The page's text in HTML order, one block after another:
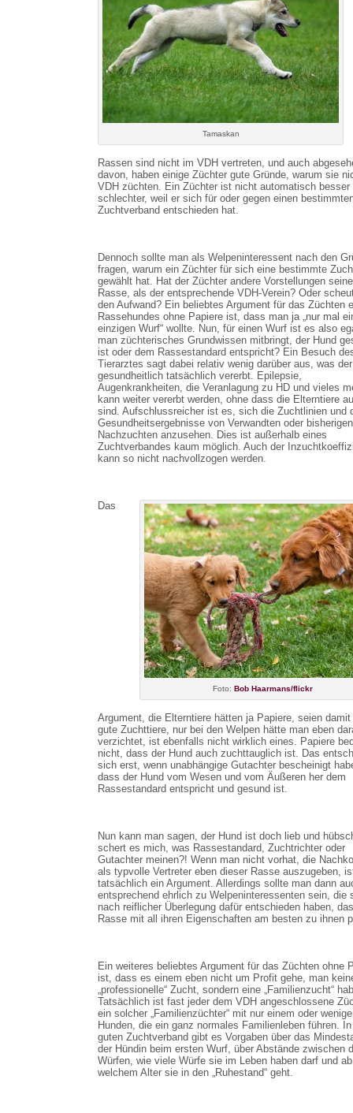
Tamaskan
Rassen sind nicht im VDH vertreten, und auch
davon, haben einige Züchter gute Gründe, warum sie
VDH züchten. Ein Züchter ist nicht automatisch besser
schlechter, weil er sich für oder gegen einen
Zuchtverband entschieden hat.
Dennoch sollte man als Welpeninteressent nach den
fragen, warum ein Züchter für sich eine bestimmte
gewählt hat. Hat der Züchter andere Vorstellungen
Rasse, als der entsprechende VDH-Verein? Oder
den Aufwand? Ein beliebtes Argument für das Züchten
Rassehundes ohne Papiere ist, dass man ja „nur mal
einzigen Wurf“ wollte. Nun, für einen Wurf ist es also
man züchterisches Grundwissen mitbringt, der Hund
ist oder dem Rassestandard entspricht? Ein Besuch
Tierarztes sagt dabei relativ wenig darüber aus, was
gesundheitlich tatsächlich vererbt. Epilepsie,
Augenkrankheiten, die Veranlagung zu HD und vieles
kann weiter vererbt werden, ohne dass die Elterntiere
sind. Aufschlussreicher ist es, sich die Zuchtlinien und
Gesundheitsergebnisse von Verwandten oder bisherigen
Nachzuchten anzusehen. Dies ist außerhalb eines
Zuchtverbandes kaum möglich. Auch der
kann so nicht nachvollzogen werden.
Foto: Bob Haarmans/flickr
Das
Argument, die Elterntiere hätten ja Papiere, seien
gute Zuchttiere, nur bei den Welpen hätte man eben
verzichtet, ist ebenfalls nicht wirklich eines. Papiere
nicht, dass der Hund auch zuchttauglich ist. Das
sich erst, wenn unabhängige Gutachter bescheinigt
dass der Hund vom Wesen und vom Äußeren her dem
Rassestandard entspricht und gesund ist.
Nun kann man sagen, der Hund ist doch lieb und
schert es mich, was Rassestandard, Zuchtrichter oder
Gutachter meinen?! Wenn man nicht vorhat, die
als typvolle Vertreter eben dieser Rasse auszugeben,
tatsächlich ein Argument. Allerdings sollte man dann
entsprechend ehrlich zu Welpeninteressenten sein, die
nach reiflicher Überlegung dafür entschieden haben,
Rasse mit all ihren Eigenschaften am besten zu ihnen
Ein weiteres beliebtes Argument für das Züchten ohne
ist, dass es einem eben nicht um Profit gehe, man
„professionelle“ Zucht, sondern eine „Familienzucht“
Tatsächlich ist fast jeder dem VDH angeschlossene
ein solcher „Familienzüchter“ mit nur einem oder
Hunden, die ein ganz normales Familienleben führen.
guten Zuchtverband gibt es Vorgaben über das
der Hündin beim ersten Wurf, über Abstände zwischen
Würfen, wie viele Würfe sie im Leben haben darf und ab
welchem Alter sie in den „Ruhestand“ geht.